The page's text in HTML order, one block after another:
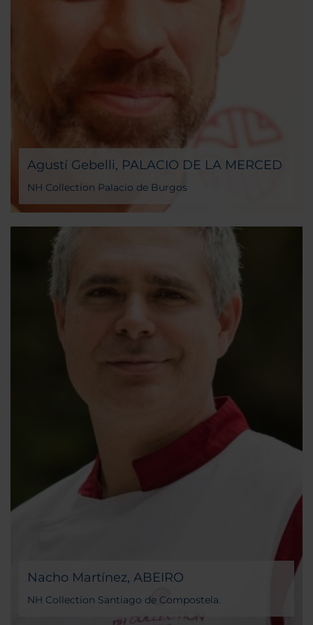
Agustí Gebelli, PALACIO DE LA MERCED
NH Collection Palacio de Burgos
Nacho Martínez, ABEIRO
NH Collection Santiago de Compostela.